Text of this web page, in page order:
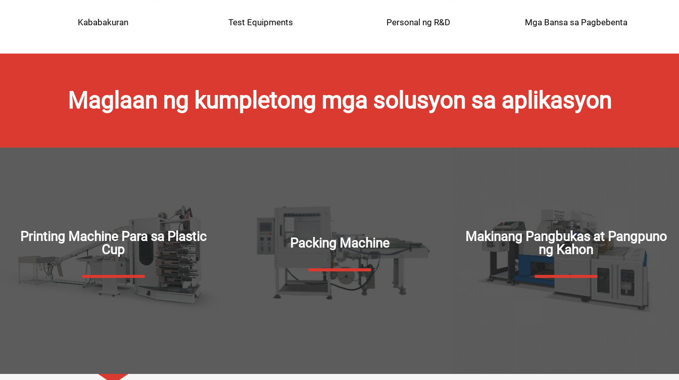
Kababakuran Test Equipments Personal ng R&D Mga Bansa sa Pagbebenta
Maglaan ng kumpletong mga solusyon sa aplikasyon
Printing Machine Para sa Plastic
Cup
Packing Machine
Makinang Pangbukas at Pangpuno
ng Kahon